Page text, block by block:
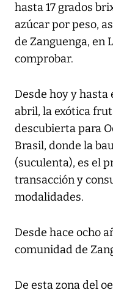
hasta 17 grados
azúcar por peso,
de Zanguenga, en
comprobar.
Desde hoy y
abril, la exótica
descubierta para
Brasil, donde la
(suculenta), es el
transacción y
modalidades.
Desde hace ocho
comunidad de
De esta zona del